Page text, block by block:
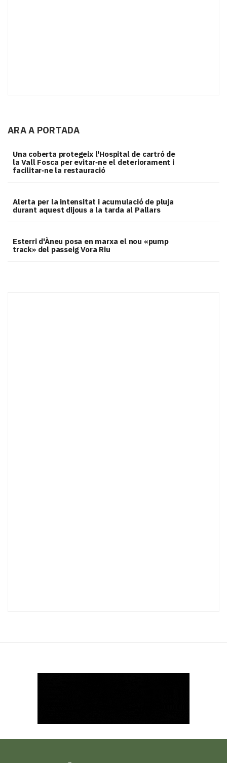
ARA A PORTADA
Una coberta protegeix l'Hospital de cartró de
la Vall Fosca per evitar‑ne el deteriorament i
facilitar‑ne la restauració
Alerta per la intensitat i acumulació de pluja
durant aquest dijous a la tarda al Pallars
Esterri d'Àneu posa en marxa el nou «pump
track» del passeig Vora Riu